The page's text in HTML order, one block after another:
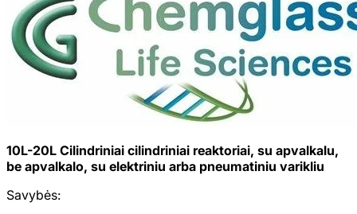
10L-20L Cilindriniai cilindriniai reaktoriai, su apvalkalu,
be apvalkalo, su elektriniu arba pneumatiniu varikliu
Savybės: